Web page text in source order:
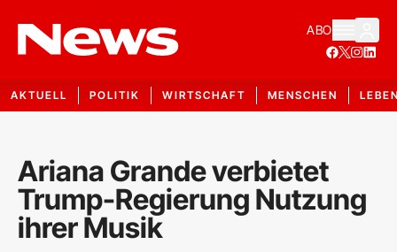
ABO
AKTUELL POLITIK WIRTSCHAFT MENSCHEN
Ariana Grande verbietet
Trump-Regierung Nutzung
ihrer Musik